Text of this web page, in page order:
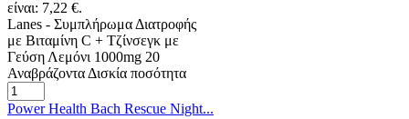
είναι: 7,22 €.
Lanes - Συμπλήρωμα Διατροφής
με Βιταμίνη C + Τζίνσεγκ με
Γεύση Λεμόνι 1000mg 20
Αναβράζοντα Δισκία ποσότητα
Power Health Bach Rescue Night...